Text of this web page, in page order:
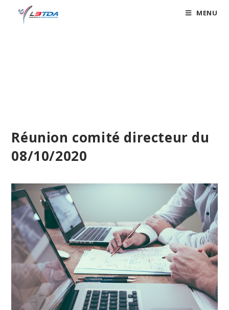
MENU
Réunion comité directeur du
08/10/2020